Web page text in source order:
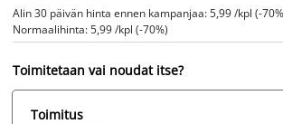
Alin 30 päivän hinta ennen kampanjaa: 5,99 /kpl (-
Normaalihinta: 5,99 /kpl (-70%)
Toimitetaan vai noudat itse?
Toimitus